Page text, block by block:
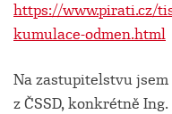
https://www.pirati.cz/
kumulace-odmen.html
Na zastupitelstvu
z ČSSD, konkrétně